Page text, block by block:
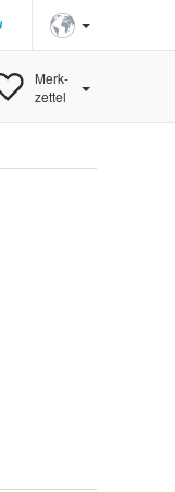
Merk-
zettel